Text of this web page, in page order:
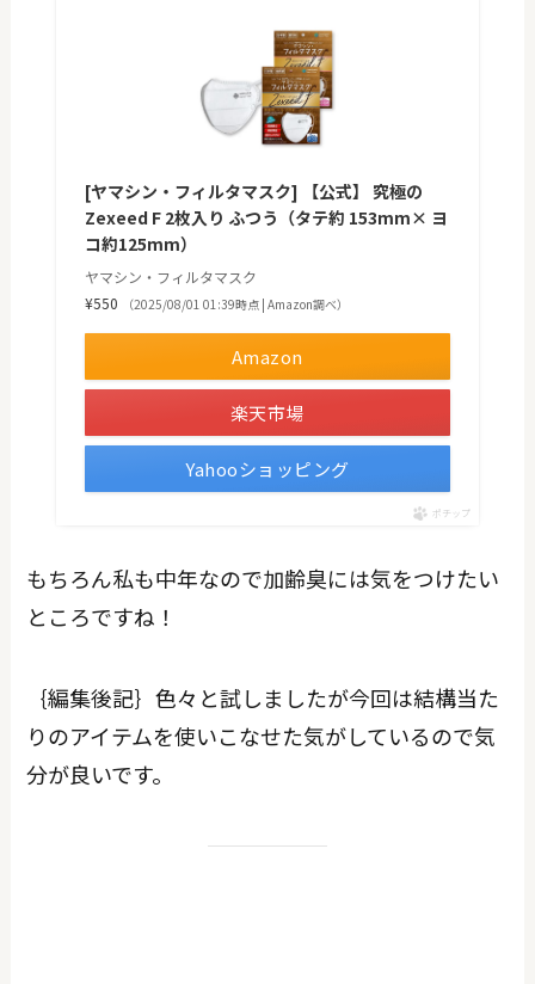
[ヤマシン・フィルタマスク] 【公式】 究極の
Zexeed F 2枚入り ふつう（タテ約 153mm× ヨ
コ約125mm）
ヤマシン・フィルタマスク
¥550
（2025/08/01 01:39時点 | Amazon調べ）
Amazon
楽天市場
Yahooショッピング
ポチップ
もちろん私も中年なので加齢臭には気をつけたい
ところですね！
｛編集後記｝色々と試しましたが今回は結構当た
りのアイテムを使いこなせた気がしているので気
分が良いです。